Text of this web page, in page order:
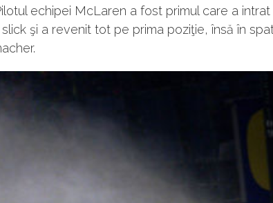
echipei McLaren a fost primul care a
şi a revenit tot pe prima poziţie, însă în